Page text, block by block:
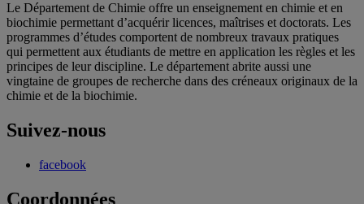
Le Département de Chimie offre un enseignement en chimie et en
biochimie permettant d’acquérir licences, maîtrises et doctorats. Les
programmes d’études comportent de nombreux travaux pratiques
qui permettent aux étudiants de mettre en application les règles et les
principes de leur discipline. Le département abrite aussi une
vingtaine de groupes de recherche dans des créneaux originaux de la
chimie et de la biochimie.
Suivez-nous
facebook
Coordonnées